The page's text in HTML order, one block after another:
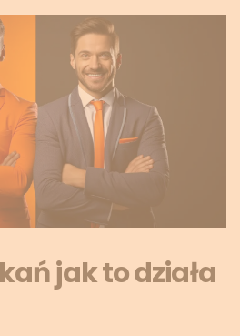
jak to działa